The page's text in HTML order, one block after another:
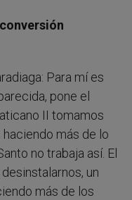
Para mí es
pone el
II tomamos
más de lo
no trabaja así. El
un
más de los